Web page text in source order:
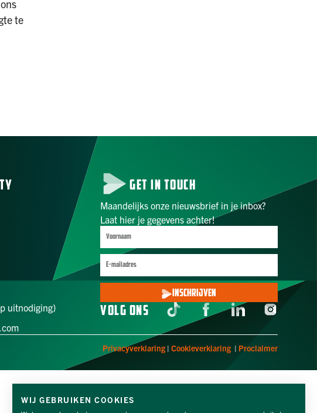
te
uitnodiging)
GET IN TOUCH
Maandelijks onze nieuwsbrief in je inbox?
Laat hier je gegevens achter!
INSCHRIJVEN
VOLG ONS
Privacyverklaring| Cookieverklaring| Proclaimer
WIJ GEBRUIKEN COOKIES